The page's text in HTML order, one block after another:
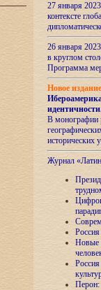
27 января
контексте
26 января
в круглом
Программа
Новое
идентичности
В монографии
исторических
Журнал
Новые
Перон: